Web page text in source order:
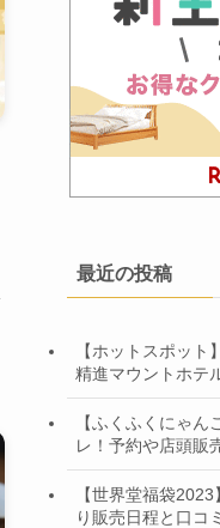
最近の投稿
【ホットスポット
精進マウントホテ
【ふくふくにゃ
レ！予約や店頭販
【世界堂福袋
り販売日程と口コ